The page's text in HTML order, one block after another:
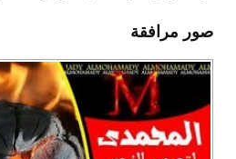
صور مرافقة